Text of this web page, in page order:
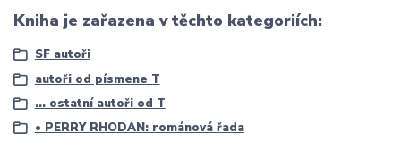
Kniha je zařazena v těchto kategoriích:
SF autoři
autoři od písmene T
... ostatní autoři od T
• PERRY RHODAN: románová řada